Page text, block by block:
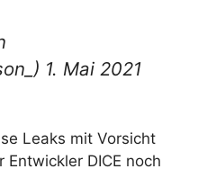
1. Mai 2021
Leaks mit Vorsicht
DICE noch